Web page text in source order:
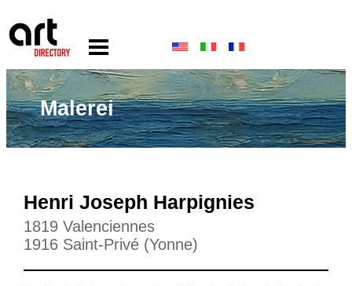
Malerei
Henri Joseph Harpignies
1819 Valenciennes
1916 Saint-Privé (Yonne)